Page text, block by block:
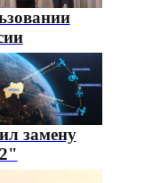
замену